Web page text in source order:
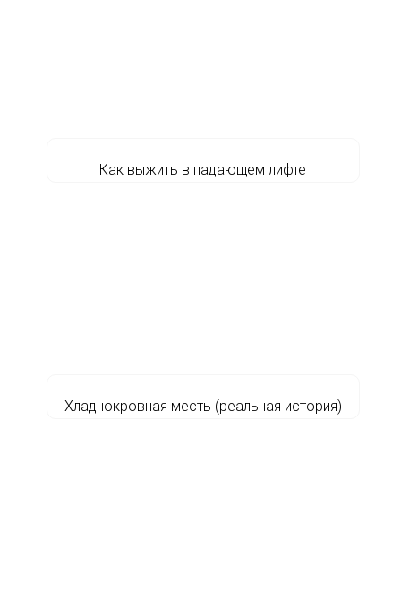
Как выжить в падающем лифте
Хладнокровная месть (реальная история)